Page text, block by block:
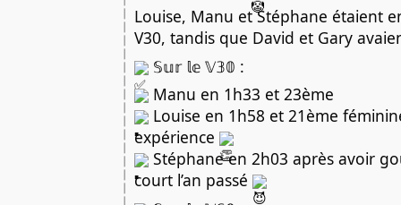
Louise, Manu et Stéphane étaient
V30, tandis que David et Gary
𝕊𝕦𝕣 𝕝𝕖 𝕍𝟛𝟘 :
Manu en 1h33 et 23ème
Louise en 1h58 et 21ème
expérience
Stéphane en 2h03 après avoir
court l’an passé